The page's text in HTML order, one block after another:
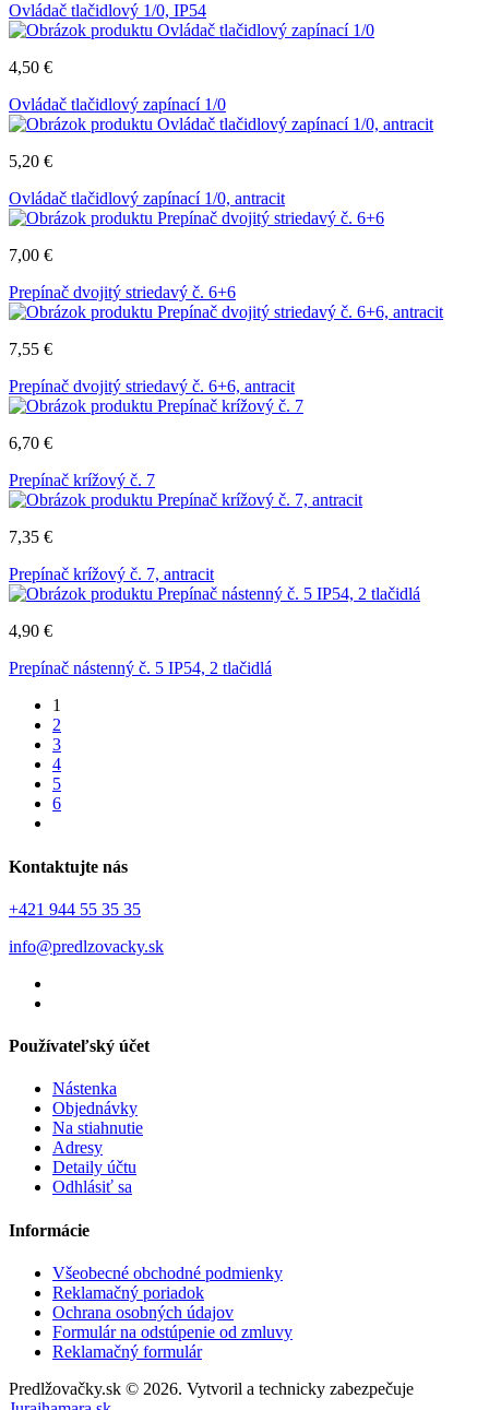
Ovládač tlačidlový 1/0, IP54
4,50 €
Ovládač tlačidlový zapínací 1/0
5,20 €
Ovládač tlačidlový zapínací 1/0, antracit
7,00 €
Prepínač dvojitý striedavý č. 6+6
7,55 €
Prepínač dvojitý striedavý č. 6+6, antracit
6,70 €
Prepínač krížový č. 7
7,35 €
Prepínač krížový č. 7, antracit
4,90 €
Prepínač nástenný č. 5 IP54, 2 tlačidlá
1
2
3
4
5
6
Kontaktujte nás
+421 944 55 35 35
info@predlzovacky.sk
Používateľský účet
Nástenka
Objednávky
Na stiahnutie
Adresy
Detaily účtu
Odhlásiť sa
Informácie
Všeobecné obchodné podmienky
Reklamačný poriadok
Ochrana osobných údajov
Formulár na odstúpenie od zmluvy
Reklamačný formulár
Predlžovačky.sk © 2026. Vytvoril a technicky zabezpečuje